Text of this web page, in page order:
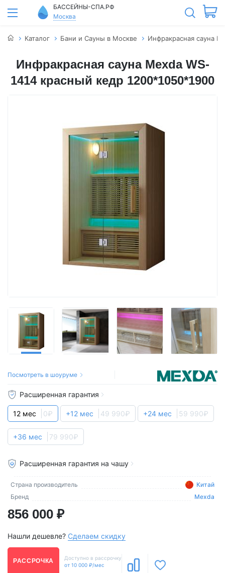
БАССЕЙНЫ-СПА.РФ
Москва
Каталог Бани и Сауны в Москве Инфракрасная сауна
Инфракрасная сауна Mexda WS-
1414 красный кедр 1200*1050*1900
Посмотреть в шоуруме
856 000 ₽
Нашли дешевле? Сделаем скидку
Расширенная гарантия
12 мес 0₽ +12 мес 49 990₽ +24 мес 59 990₽
+36 мес 79 990₽
Расширенная гарантия на чашу
Доступно в рассрочку
от 10 000 ₽/мес
РАССРОЧКА
Страна производитель
Китай
Бренд
Mexda